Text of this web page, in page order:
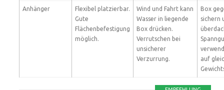
Anhänger
Flexibel platzierbar.
Gute
Flächenbefestigung
möglich.
Wind und Fahrt kann
Wasser in liegende
Box drücken.
Verrutschen bei
unsicherer
Verzurrung.
Box
sichern
auf